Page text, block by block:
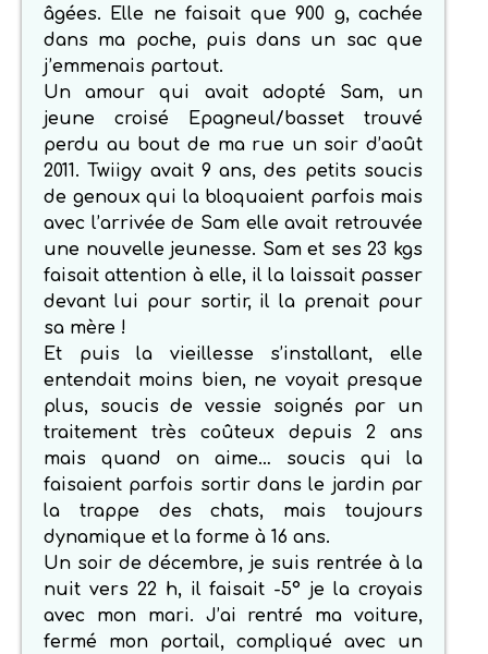
âgées. Elle ne faisait que 900 g, cachée
dans ma poche, puis dans un sac que
j’emmenais partout.
Un amour qui avait adopté Sam, un
jeune croisé Epagneul/basset trouvé
perdu au bout de ma rue un soir d’août
2011. Twiigy avait 9 ans, des petits soucis
de genoux qui la bloquaient parfois mais
avec l’arrivée de Sam elle avait retrouvée
une nouvelle jeunesse. Sam et ses 23 kgs
faisait attention à elle, il la laissait passer
devant lui pour sortir, il la prenait pour
sa mère !
Et puis la vieillesse s’installant, elle
entendait moins bien, ne voyait presque
plus, soucis de vessie soignés par un
traitement très coûteux depuis 2 ans
mais quand on aime… soucis qui la
faisaient parfois sortir dans le jardin par
la trappe des chats, mais toujours
dynamique et la forme à 16 ans.
Un soir de décembre, je suis rentrée à la
nuit vers 22 h, il faisait -5° je la croyais
avec mon mari. J’ai rentré ma voiture,
fermé mon portail, compliqué avec un